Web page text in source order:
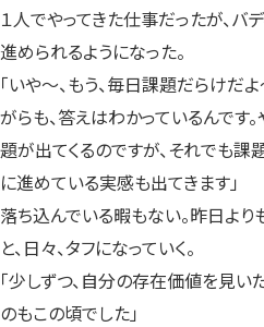
１人でやってきた仕事だったが、バ
進められるようになった。
「いや～、もう、毎日課題だらけだ
がらも、答えはわかっているんです
題が出てくるのですが、それでも
に進めている実感も出てきます」
落ち込んでいる暇もない。昨日よ
と、日々、タフになっていく。
「少しずつ、自分の存在価値を見
のもこの頃でした」